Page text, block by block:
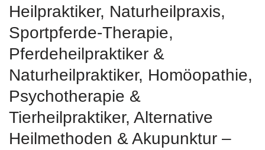
Heilpraktiker, Naturheilpraxis,
Sportpferde-Therapie,
Pferdeheilpraktiker &
Naturheilpraktiker, ‎Homöopathie,
‎Psychotherapie &
‎Tierheilpraktiker, Alternative
Heilmethoden & Akupunktur –